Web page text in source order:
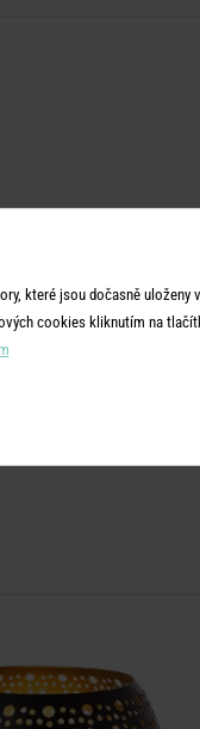
které jsou dočasně uloženy
cookies kliknutím na